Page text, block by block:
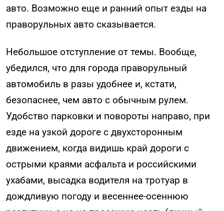
авто. Возможно еще и ранний опыт езды на
праворульных авто сказывается.
Небольшое отступление от темы. Вообще,
убедился, что для города праворульный
автомобиль в разы удобнее и, кстати,
безопаснее, чем авто с обычным рулем.
Удобство парковки и повороты направо, при
езде на узкой дороге с двухсторонным
движением, когда видишь край дороги с
острыми краями асфальта и российскими
ухабами, высадка водителя на тротуар в
дождливую погоду и весеннее-осеннюю